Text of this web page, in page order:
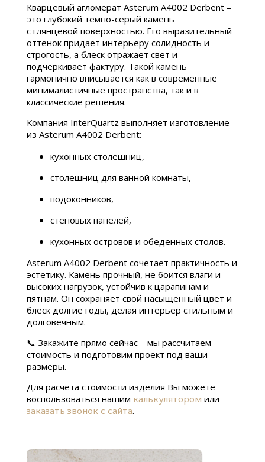
Кварцевый агломерат Asterum A4002 Derbent –
это глубокий тёмно-серый камень
с глянцевой поверхностью. Его выразительный
оттенок придает интерьеру солидность и
строгость, а блеск отражает свет и
подчеркивает фактуру. Такой камень
гармонично вписывается как в современные
минималистичные пространства, так и в
классические решения.
Компания InterQuartz выполняет изготовление
из Asterum A4002 Derbent:
кухонных столешниц,
столешниц для ванной комнаты,
подоконников,
стеновых панелей,
кухонных островов и обеденных столов.
Asterum A4002 Derbent сочетает практичность и
эстетику. Камень прочный, не боится влаги и
высоких нагрузок, устойчив к царапинам и
пятнам. Он сохраняет свой насыщенный цвет и
блеск долгие годы, делая интерьер стильным и
долговечным.
📞 Закажите прямо сейчас – мы рассчитаем
стоимость и подготовим проект под ваши
размеры.
Для расчета стоимости изделия Вы можете
воспользоваться нашим калькулятором или
заказать звонок с сайта.